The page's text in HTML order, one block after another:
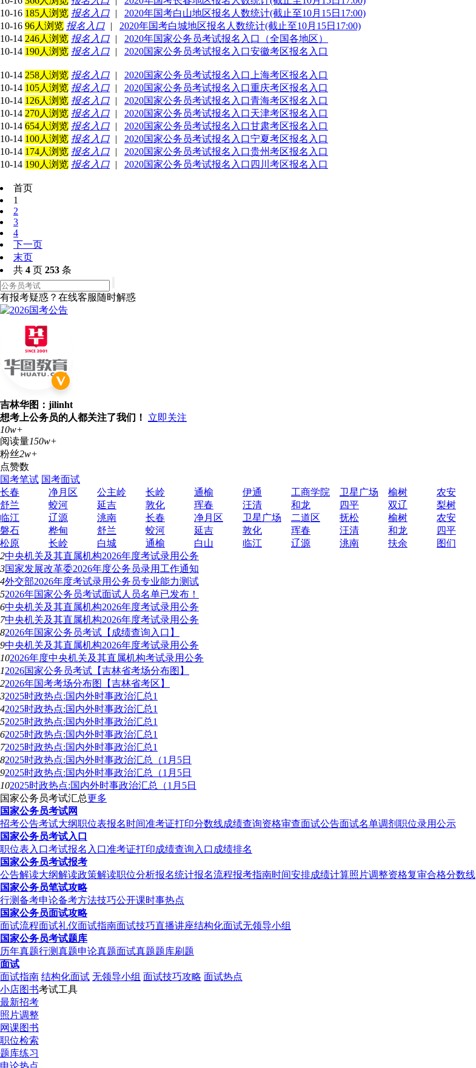
10-16 185人浏览 报名入口 |
2020年国考白山地区报名人数统计(截止至10月15日17:00)
10-16 96人浏览 报名入口 |
2020年国考白城地区报名人数统计(截止至10月15日17:00)
10-14 246人浏览 报名入口 |
2020年国家公务员考试报名入口（全国各地区）
10-14 190人浏览 报名入口 | 2020国家公务员考试报名入口安徽考区报名入口
10-14 258人浏览 报名入口 |
2020国家公务员考试报名入口上海考区报名入口
10-14 105人浏览 报名入口 |
2020国家公务员考试报名入口重庆考区报名入口
10-14 126人浏览 报名入口 |
2020国家公务员考试报名入口青海考区报名入口
10-14 270人浏览 报名入口 |
2020国家公务员考试报名入口天津考区报名入口
10-14 654人浏览 报名入口 |
2020国家公务员考试报名入口甘肃考区报名入口
10-14 100人浏览 报名入口 |
2020国家公务员考试报名入口宁夏考区报名入口
10-14 174人浏览 报名入口 |
2020国家公务员考试报名入口贵州考区报名入口
10-14 190人浏览 报名入口 | 2020国家公务员考试报名入口四川考区报名入口
首页
1
2
3
4
下一页
末页
共 4 页 253 条
有报考疑惑？在线客服随时解惑
吉林华图：jilinht
想考上公务员的人都关注了我们！
立即关注
10w+
阅读量150w+
粉丝2w+
点赞数
国考笔试 国考面试
长春
净月区 公主岭 长岭 通榆 伊通 工商学院 卫星广场 榆树 农安
舒兰
蛟河 延吉 敦化 珲春 汪清 和龙 四平 双辽 梨树
临江
辽源 洮南 长春 净月区 卫星广场 二道区 抚松 榆树 农安
磐石
桦甸 舒兰 蛟河 延吉 敦化 珲春 汪清 和龙 四平
松原
长岭 白城 通榆 白山 临江 辽源 洮南 扶余 图们
2中央机关及其直属机构2026年度考试录用公务
3国家发展改革委2026年度公务员录用工作通知
4外交部2026年度考试录用公务员专业能力测试
52026年国家公务员考试面试人员名单已发布！
6中央机关及其直属机构2026年度考试录用公务
7中央机关及其直属机构2026年度考试录用公务
82026年国家公务员考试【成绩查询入口】
9中央机关及其直属机构2026年度考试录用公务
102026年度中央机关及其直属机构考试录用公务
12026国家公务员考试【吉林省考场分布图】
22026年国考考场分布图【吉林省考区】
32025时政热点:国内外时事政治汇总1
42025时政热点:国内外时事政治汇总1
52025时政热点:国内外时事政治汇总1
62025时政热点:国内外时事政治汇总1
72025时政热点:国内外时事政治汇总1
82025时政热点:国内外时事政治汇总（1月5日
92025时政热点:国内外时事政治汇总（1月5日
102025时政热点:国内外时事政治汇总（1月5日
国家公务员考试汇总更多
国家公务员考试网
招考公告考试大纲职位表报名时间准考证打印分数线成绩查询资格审查面试公告面试名单调剂职位录用公示
国家公务员考试入口
职位表入口考试报名入口准考证打印成绩查询入口 成绩排名
国家公务员考试报考
公告解读大纲解读政策解读职位分析报名统计报名流程报考指南时间安排成绩计算照片调整资格复审合格分数线
国家公务员笔试攻略
行测备考申论备考方法技巧公开课时事热点
国家公务员面试攻略
面试流程面试礼仪面试指南面试技巧直播讲座结构化面试无领导小组
国家公务员考试题库
历年真题行测真题申论真题面试真题题库刷题
面试
面试指南 结构化面试 无领导小组 面试技巧攻略 面试热点
小店图书考试工具
最新招考
照片调整
网课图书
职位检索
题库练习
申论热点